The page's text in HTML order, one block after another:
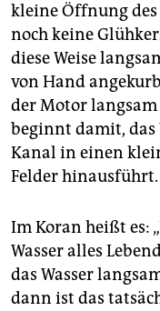
kleine Öffnung des
noch keine
diese Weise
von Hand
der Motor langsam
beginnt damit, das
Kanal in einen
Felder hinausführt.
Im Koran heißt es:
Wasser alles
das Wasser
dann ist das